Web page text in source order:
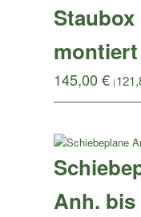
145,00€ (
Anh. bis